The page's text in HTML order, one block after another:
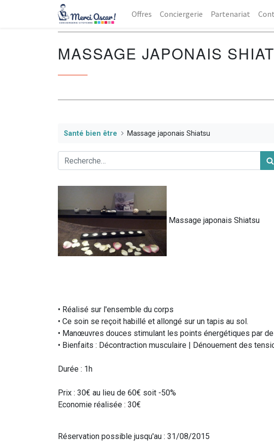
Offres Conciergerie Partenariat
MASSAGE JAPONAIS
Santé bien être Massage japonais Shiatsu
Massage japonais Shiatsu
• Réalisé sur l'ensemble du corps
• Ce soin se reçoit habillé et allongé sur un tapis au sol.
• Manœuvres douces stimulant les points énergétiques par
• Bienfaits : Décontraction musculaire | Dénouement des
Durée : 1h
Prix : 30€ au lieu de 60€ soit -50%
Economie réalisée : 30€
Réservation possible jusqu'au : 31/08/2015